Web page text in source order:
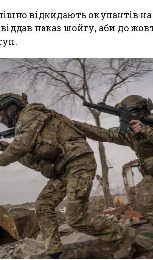
відкидають окупантів
наказ шойгу, аби до